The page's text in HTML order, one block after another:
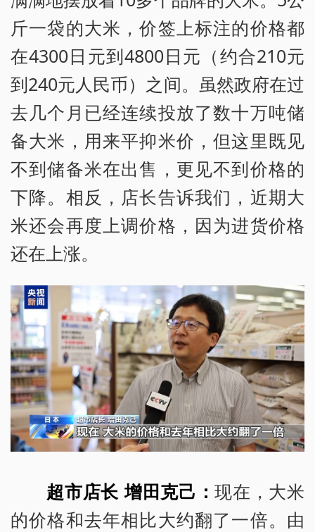
斤一袋的大米，价签上标注的价格都
在4300日元到4800日元（约合210元
到240元人民币）之间。虽然政府在过
去几个月已经连续投放了数十万吨储
备大米，用来平抑米价，但这里既见
不到储备米在出售，更见不到价格的
下降。相反，店长告诉我们，近期大
米还会再度上调价格，因为进货价格
还在上涨。
超市店长 增田克己：现在，大米
的价格和去年相比大约翻了一倍。由